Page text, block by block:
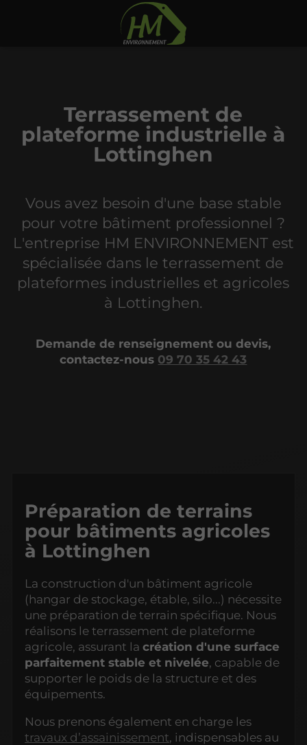
Terrassement de
plateforme industrielle à
Lottinghen
Vous avez besoin d'une base stable
pour votre bâtiment professionnel ?
L'entreprise HM ENVIRONNEMENT est
spécialisée dans le terrassement de
plateformes industrielles et agricoles
à Lottinghen.
Demande de renseignement ou devis,
contactez-nous 09 70 35 42 43
Préparation de terrains
pour bâtiments agricoles
à Lottinghen
La construction d'un bâtiment agricole
(hangar de stockage, étable, silo...) nécessite
une préparation de terrain spécifique. Nous
réalisons le terrassement de plateforme
agricole, assurant lacréation d'une surface
parfaitement stable et nivelée, capable de
supporter le poids de la structure et des
équipements.
Nous prenons également en charge les
travaux d’assainissement, indispensables au